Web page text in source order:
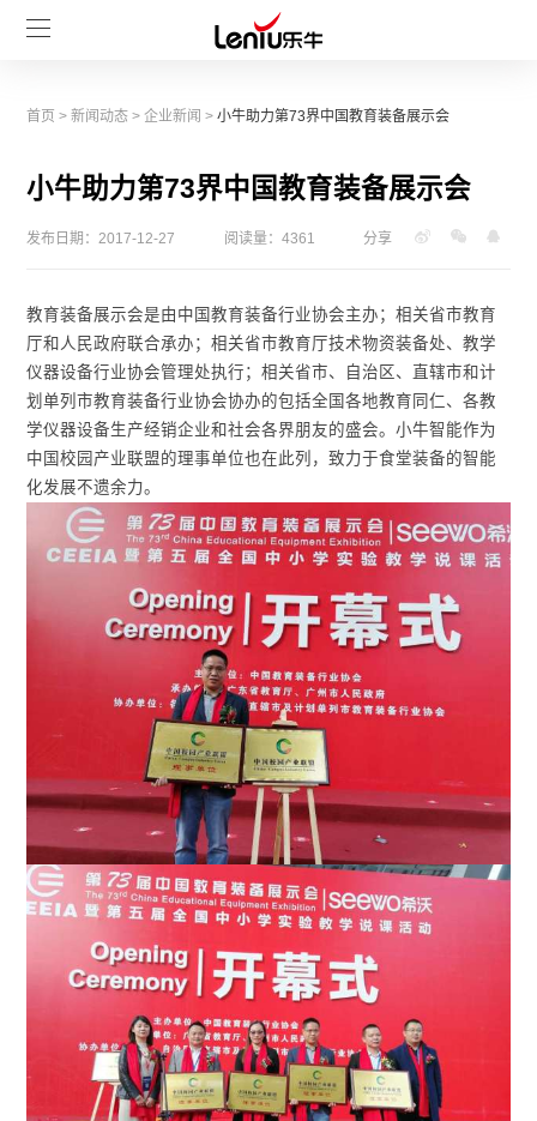
首页 >新闻动态 >企业新闻 >小牛助力第73界中国教育装备展示会
小牛助力第73界中国教育装备展示会
发布日期：2017-12-27 阅读量：4361 分享
教育装备展示会是由中国教育装备行业协会主办；相关省市教育
厅和人民政府联合承办；相关省市教育厅技术物资装备处、教学
仪器设备行业协会管理处执行；相关省市、自治区、直辖市和计
划单列市教育装备行业协会协办的包括全国各地教育同仁、各教
学仪器设备生产经销企业和社会各界朋友的盛会。小牛智能作为
中国校园产业联盟的理事单位也在此列，致力于食堂装备的智能
化发展不遗余力。